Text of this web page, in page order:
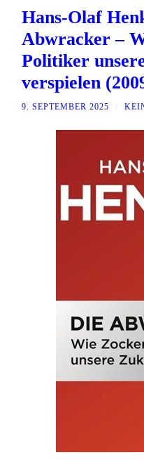
Hans-Olaf
Abwracker –
Politiker
verspielen
9. SEPTEMBER 2025